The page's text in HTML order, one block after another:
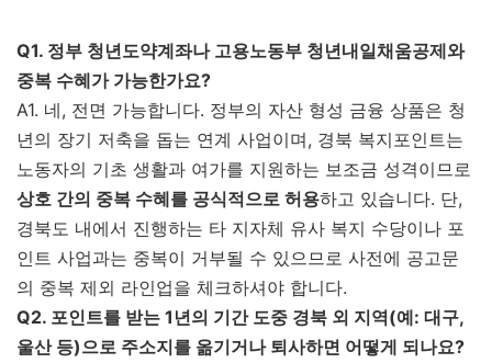
Q1. 정부 청년도약계좌나 고용노동부 청년내일채움공제와
중복 수혜가 가능한가요?
A1. 네, 전면 가능합니다. 정부의 자산 형성 금융 상품은 청
년의 장기 저축을 돕는 연계 사업이며, 경북 복지포인트는
노동자의 기초 생활과 여가를 지원하는 보조금 성격이므로
상호 간의 중복 수혜를 공식적으로 허용하고 있습니다. 단,
경북도 내에서 진행하는 타 지자체 유사 복지 수당이나 포
인트 사업과는 중복이 거부될 수 있으므로 사전에 공고문
의 중복 제외 라인업을 체크하셔야 합니다.
Q2. 포인트를 받는 1년의 기간 도중 경북 외 지역(예: 대구,
울산 등)으로 주소지를 옮기거나 퇴사하면 어떻게 되나요?